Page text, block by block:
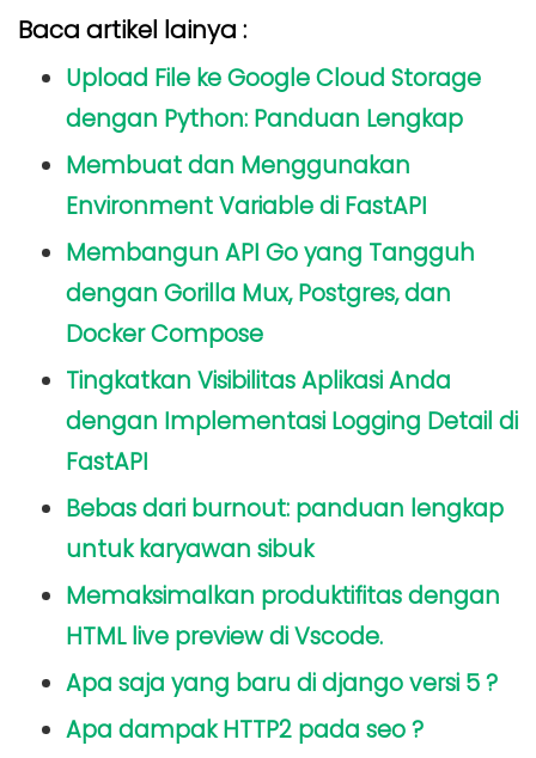
Baca artikel lainya :
Upload File ke Google Cloud Storage
dengan Python: Panduan Lengkap
Membuat dan Menggunakan
Environment Variable di FastAPI
Membangun API Go yang Tangguh
dengan Gorilla Mux, Postgres, dan
Docker Compose
Tingkatkan Visibilitas Aplikasi Anda
dengan Implementasi Logging Detail di
FastAPI
Bebas dari burnout: panduan lengkap
untuk karyawan sibuk
Memaksimalkan produktifitas dengan
HTML live preview di Vscode.
Apa saja yang baru di django versi 5 ?
Apa dampak HTTP2 pada seo ?